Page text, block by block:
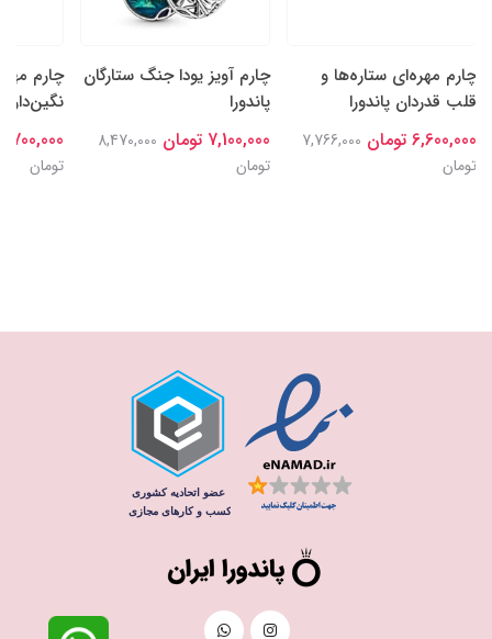
چارم مهره‌ای ستاره‌ها و
قلب قدردان پاندورا
6,600,000 تومان
7,766,000
تومان
چارم آویز یودا جنگ ستارگان
پاندورا
7,100,000 تومان
8,470,000
تومان
چارم
نگین‌دار
6,700,000
تومان